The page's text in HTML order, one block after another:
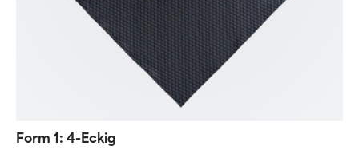
Form 1: 4-Eckig